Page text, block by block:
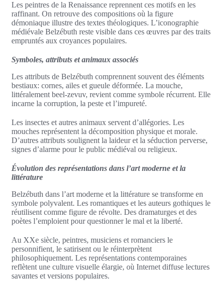
Les peintres de la Renaissance reprennent ces motifs en les
raffinant. On retrouve des compositions où la figure
démoniaque illustre des textes théologiques. L’iconographie
médiévale Belzébuth reste visible dans ces œuvres par des traits
empruntés aux croyances populaires.
Symboles, attributs et animaux associés
Les attributs de Belzébuth comprennent souvent des éléments
bestiaux: cornes, ailes et gueule déformée. La mouche,
littéralement beel-zevuv, revient comme symbole récurrent. Elle
incarne la corruption, la peste et l’impureté.
Les insectes et autres animaux servent d’allégories. Les
mouches représentent la décomposition physique et morale.
D’autres attributs soulignent la laideur et la séduction perverse,
signes d’alarme pour le public médiéval ou religieux.
Évolution des représentations dans l’art moderne et la
littérature
Belzébuth dans l’art moderne et la littérature se transforme en
symbole polyvalent. Les romantiques et les auteurs gothiques le
réutilisent comme figure de révolte. Des dramaturges et des
poètes l’emploient pour questionner le mal et la liberté.
Au XXe siècle, peintres, musiciens et romanciers le
personnifient, le satirisent ou le réinterprètent
philosophiquement. Les représentations contemporaines
reflètent une culture visuelle élargie, où Internet diffuse lectures
savantes et versions populaires.